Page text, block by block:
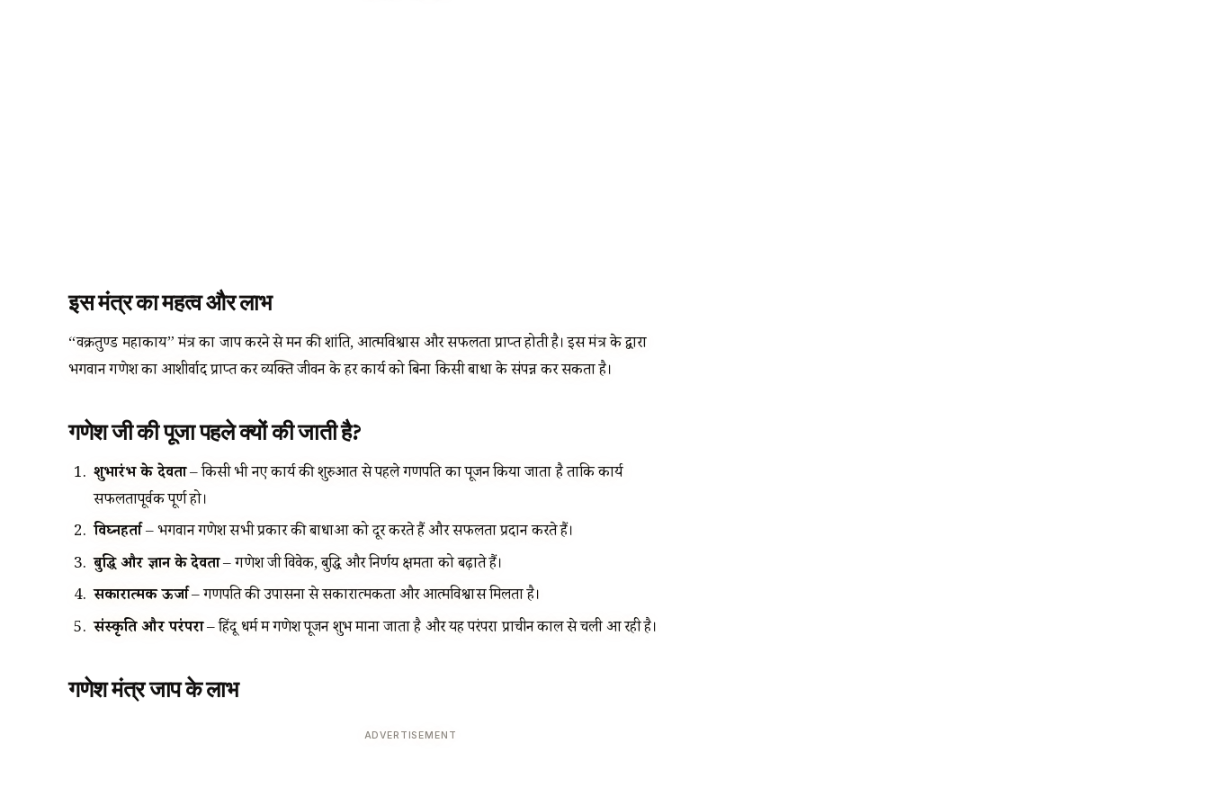
इस मंत्र का महत्व और लाभ
“वक्रतुण्ड महाकाय” मंत्र का जाप करने से मन की शांति, आत्मविश्वास और सफलता प्राप्त होती है। इस मंत्र के द्वारा
भगवान गणेश का आशीर्वाद प्राप्त कर व्यक्ति जीवन के हर कार्य को बिना किसी बाधा के संपन्न कर सकता है।
गणेश जी की पूजा पहले क्यों की जाती है?
शुभारंभ के देवता– किसी भी नए कार्य की शुरुआत से पहले गणपति का पूजन किया जाता है ताकि कार्य
सफलतापूर्वक पूर्ण हो।
विघ्नहर्ता– भगवान गणेश सभी प्रकार की बाधाओं को दूर करते हैं और सफलता प्रदान करते हैं।
बुद्धि और ज्ञान के देवता– गणेश जी विवेक, बुद्धि और निर्णय क्षमता को बढ़ाते हैं।
सकारात्मक ऊर्जा– गणपति की उपासना से सकारात्मकता और आत्मविश्वास मिलता है।
संस्कृति और परंपरा– हिंदू धर्म में गणेश पूजन शुभ माना जाता है और यह परंपरा प्राचीन काल से चली आ रही है।
गणेश मंत्र जाप के लाभ
ADVERTISEMENT